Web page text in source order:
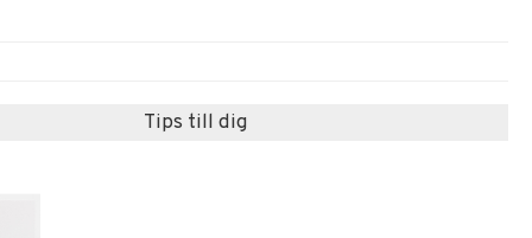
Tips till dig